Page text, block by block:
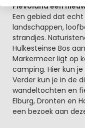
Flevoland een
Een gebied dat
landschappen,
strandjes.
Hulkesteinse Bos
Markermeer ligt op
camping. Hier kun
Verder kun je in de
wandeltochten en
Elburg, Dronten en
een bezoek aan